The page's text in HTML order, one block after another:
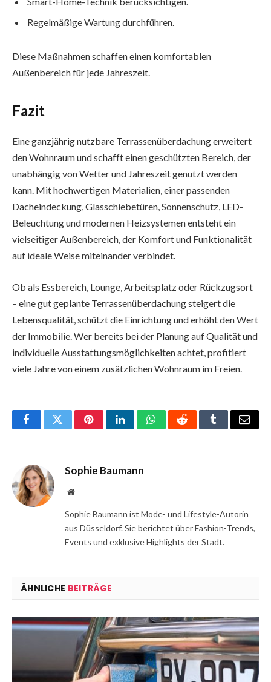
Regelmäßige Wartung durchführen.
Diese Maßnahmen schaffen einen komfortablen
Außenbereich für jede Jahreszeit.
Fazit
Eine ganzjährig nutzbare Terrassenüberdachung erweitert
den Wohnraum und schafft einen geschützten Bereich, der
unabhängig von Wetter und Jahreszeit genutzt werden
kann. Mit hochwertigen Materialien, einer passenden
Dacheindeckung, Glasschiebetüren, Sonnenschutz, LED-
Beleuchtung und modernen Heizsystemen entsteht ein
vielseitiger Außenbereich, der Komfort und Funktionalität
auf ideale Weise miteinander verbindet.
Ob als Essbereich, Lounge, Arbeitsplatz oder Rückzugsort
– eine gut geplante Terrassenüberdachung steigert die
Lebensqualität, schützt die Einrichtung und erhöht den Wert
der Immobilie. Wer bereits bei der Planung auf Qualität und
individuelle Ausstattungsmöglichkeiten achtet, profitiert
viele Jahre von einem zusätzlichen Wohnraum im Freien.
FacebookTwitterPinterestLinkedInWhatsAppRedditTumblrEmail
Sophie Baumann
Website
Sophie Baumann ist Mode- und Lifestyle-Autorin
aus Düsseldorf. Sie berichtet über Fashion-Trends,
Events und exklusive Highlights der Stadt.
ÄHNLICHE BEITRÄGE